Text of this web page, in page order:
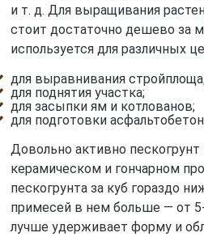
и т. д. Для выращивания
стоит достаточно дешево за
используется для различных
для выравнивания
для поднятия участка;
для засыпки ям и котлованов;
для подготовки
Довольно активно
керамическом и гончарном
пескогрунта за куб гораздо
примесей в нем больше — от
лучше удерживает форму и